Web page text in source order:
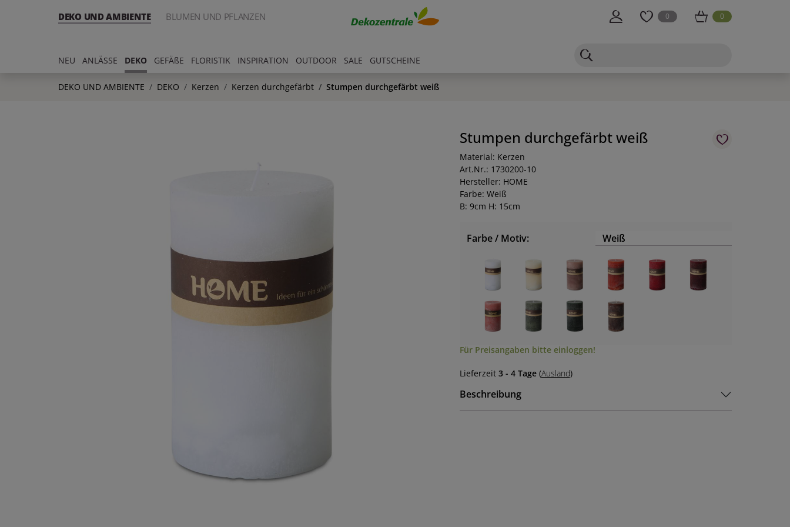
DEKO UND AMBIENTE BLUMEN UND PFLANZEN 0 0
NEU ANLÄSSE DEKO GEFÄßE FLORISTIK INSPIRATION OUTDOOR SALE GUTSCHEINE
DEKO UND AMBIENTE DEKO Kerzen Kerzen durchgefärbt Stumpen durchgefärbt weiß
Stumpen durchgefärbt weiß
Material: Kerzen
Art.Nr.: 1730200-10
Hersteller: HOME
Farbe: Weiß
B: 9cm H: 15cm
Farbe / Motiv: Weiß
Für Preisangaben bitte einloggen!
Lieferzeit 3 - 4 Tage(Ausland)
Beschreibung